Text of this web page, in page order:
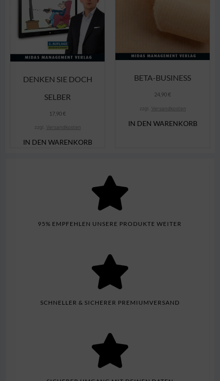
DENKEN SIE DOCH
SELBER
17,90€
zzgl. Versandkosten
IN DEN WARENKORB
BETA-BUSINESS
24,90€
zzgl. Versandkosten
IN DEN WARENKORB
95% EMPFEHLEN UNSERE PRODUKTE WEITER
SCHNELLER & SICHERER PREMIUMVERSAND